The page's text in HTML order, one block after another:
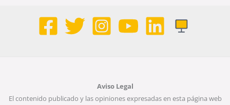
Aviso Legal
El contenido publicado y las opiniones expresadas en esta página web